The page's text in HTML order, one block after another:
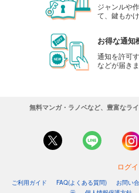
ジャンルや
て、鍵もか
お得な通知
通知を許可
などが届きま
無料マンガ・ラノベなど、豊富なラ
ログ
ご利用ガイド FAQ(よくある質問) お問い